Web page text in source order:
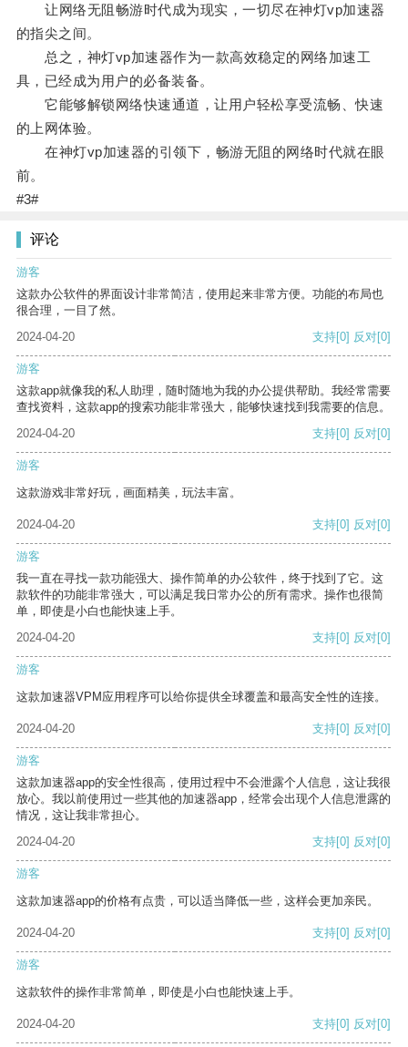
让网络无阻畅游时代成为现实，一切尽在神灯vp加速器
的指尖之间。
总之，神灯vp加速器作为一款高效稳定的网络加速工
具，已经成为用户的必备装备。
它能够解锁网络快速通道，让用户轻松享受流畅、快速
的上网体验。
在神灯vp加速器的引领下，畅游无阻的网络时代就在眼
前。
#3#
评论
游客
这款办公软件的界面设计非常简洁，使用起来非常方便。功能的布局也
很合理，一目了然。
2024-04-20
支持[0] 反对[0]
游客
这款app就像我的私人助理，随时随地为我的办公提供帮助。我经常需要
查找资料，这款app的搜索功能非常强大，能够快速找到我需要的信息。
2024-04-20
支持[0] 反对[0]
游客
这款游戏非常好玩，画面精美，玩法丰富。
2024-04-20 支持[0] 反对[0]
游客
我一直在寻找一款功能强大、操作简单的办公软件，终于找到了它。这
款软件的功能非常强大，可以满足我日常办公的所有需求。操作也很简
单，即使是小白也能快速上手。
2024-04-20
支持[0] 反对[0]
游客
这款加速器VPM应用程序可以给你提供全球覆盖和最高安全性的连接。
2024-04-20 支持[0] 反对[0]
游客
这款加速器app的安全性很高，使用过程中不会泄露个人信息，这让我很
放心。我以前使用过一些其他的加速器app，经常会出现个人信息泄露的
情况，这让我非常担心。
2024-04-20
支持[0] 反对[0]
游客
这款加速器app的价格有点贵，可以适当降低一些，这样会更加亲民。
2024-04-20 支持[0] 反对[0]
游客
这款软件的操作非常简单，即使是小白也能快速上手。
2024-04-20 支持[0] 反对[0]